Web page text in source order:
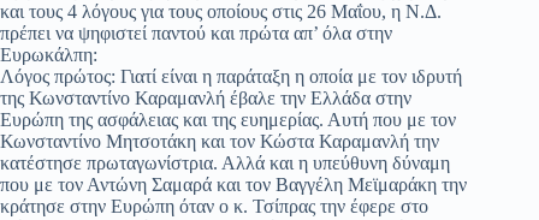
και τους 4 λόγους για τους οποίους στις 26 Μαΐου, η Ν.Δ.
πρέπει να ψηφιστεί παντού και πρώτα απ’ όλα στην
Ευρωκάλπη:
Λόγος πρώτος: Γιατί είναι η παράταξη η οποία με τον ιδρυτή
της Κωνσταντίνο Καραμανλή έβαλε την Ελλάδα στην
Ευρώπη της ασφάλειας και της ευημερίας. Αυτή που με τον
Κωνσταντίνο Μητσοτάκη και τον Κώστα Καραμανλή την
κατέστησε πρωταγωνίστρια. Αλλά και η υπεύθυνη δύναμη
που με τον Αντώνη Σαμαρά και τον Βαγγέλη Μεϊμαράκη την
κράτησε στην Ευρώπη όταν ο κ. Τσίπρας την έφερε στο